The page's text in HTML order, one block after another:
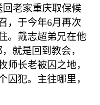
老家重庆取保候
，于今年6月再次
。戴志超弟兄在他
，就是回到教会，
师长老被囚之地，
囚犯。主往哪里，